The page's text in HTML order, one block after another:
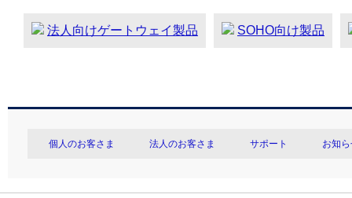
法人向けゲートウェイ製品 SOHO向け製品
個人のお客さま 法人のお客さま サポート お知